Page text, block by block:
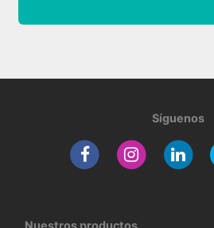
Síguenos
Nuestros productos